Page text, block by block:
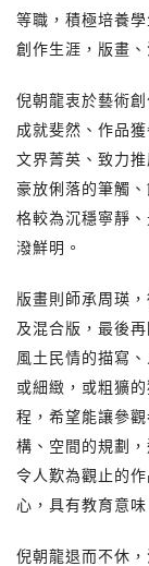
等職，積極培養
創作生涯，版畫
倪朝龍衷於藝術
成就斐然、作品
文界菁英、致力
豪放俐落的筆觸
格較為沉穩寧靜
潑鮮明。
版畫則師承周瑛
及混合版，最後
風土民情的描寫
或細緻，或粗獷
程，希望能讓參
構、空間的規劃
令人歎為觀止的
心，具有教育意味
倪朝龍退而不休